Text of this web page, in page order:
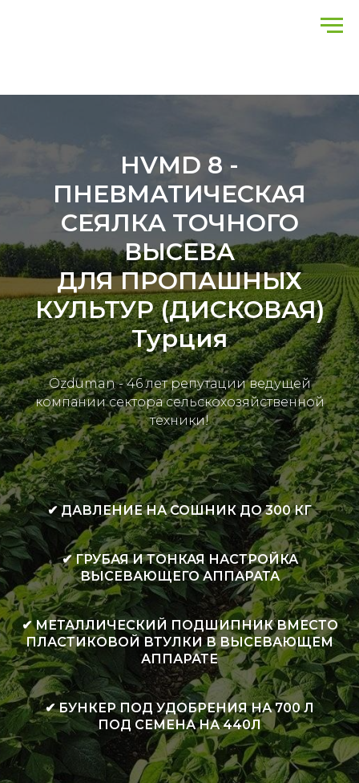
HVMD 8 -
ПНЕВМАТИЧЕСКАЯ
СЕЯЛКА ТОЧНОГО
ВЫСЕВА
ДЛЯ ПРОПАШНЫХ
КУЛЬТУР (ДИСКОВАЯ)
Турция
Özduman - 46 лет репутации ведущей
компании сектора сельскохозяйственной
техники!
✔ ДАВЛЕНИЕ НА СОШНИК ДО 300 КГ
✔ ГРУБАЯ И ТОНКАЯ НАСТРОЙКА
ВЫСЕВАЮЩЕГО АППАРАТА
✔ МЕТАЛЛИЧЕСКИЙ ПОДШИПНИК ВМЕСТО
ПЛАСТИКОВОЙ ВТУЛКИ В ВЫСЕВАЮЩЕМ
АППАРАТЕ
✔ БУНКЕР ПОД УДОБРЕНИЯ НА 700 Л
ПОД СЕМЕНА НА 440Л